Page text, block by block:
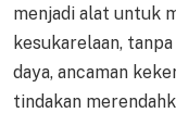
menjadi alat untuk
kesukarelaan,
daya, ancaman
tindakan